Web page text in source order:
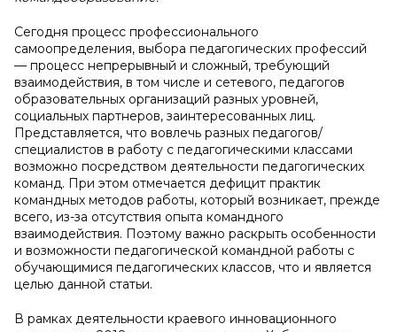
Сегодня процесс профессионального
самоопределения, выбора педагогических профессий
— процесс непрерывный и сложный, требующий
взаимодействия, в том числе и сетевого, педагогов
образовательных организаций разных уровней,
социальных партнеров, заинтересованных лиц.
Представляется, что вовлечь разных педагогов/
специалистов в работу с педагогическими классами
возможно посредством деятельности педагогических
команд. При этом отмечается дефицит практик
командных методов работы, который возникает, прежде
всего, из-за отсутствия опыта командного
взаимодействия. Поэтому важно раскрыть особенности
и возможности педагогической командной работы с
обучающимися педагогических классов, что и является
целью данной статьи.
В рамках деятельности краевого инновационного